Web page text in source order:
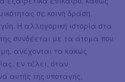
σε κοινή δράση,
Η αλληγορική ιστορία στα
συνδέεται με τα άτομα που
ανέχονται τα κακώς
εν τέλει, όταν
αυτής της υποταγής,